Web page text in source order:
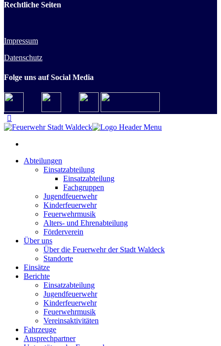
Rechtliche Seiten
Impressum
Datenschutz
Folge uns auf Social Media
Abteilungen
Einsatzabteilung
Einsatzabteilung
Fachgruppen
Jugendfeuerwehr
Kinderfeuerwehr
Feuerwehrmusik
Alters- und Ehrenabteilung
Förderverein
Über uns
Über die Feuerwehr der Stadt Waldeck
Standorte
Einsätze
Berichte
Einsatzabteilung
Jugendfeuerwehr
Kinderfeuerwehr
Feuerwehrmusik
Vereinsaktivitäten
Fahrzeuge
Ansprechpartner